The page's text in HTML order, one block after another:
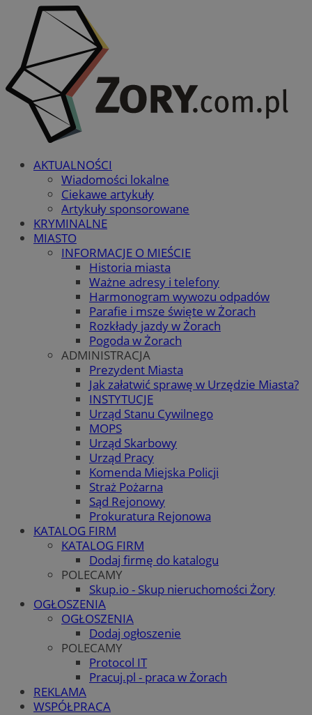
AKTUALNOŚCI
Wiadomości lokalne
Ciekawe artykuły
Artykuły sponsorowane
KRYMINALNE
MIASTO
INFORMACJE O MIEŚCIE
Historia miasta
Ważne adresy i telefony
Harmonogram wywozu odpadów
Parafie i msze święte w Żorach
Rozkłady jazdy w Żorach
Pogoda w Żorach
ADMINISTRACJA
Prezydent Miasta
Jak załatwić sprawę w Urzędzie Miasta?
INSTYTUCJE
Urząd Stanu Cywilnego
MOPS
Urząd Skarbowy
Urząd Pracy
Komenda Miejska Policji
Straż Pożarna
Sąd Rejonowy
Prokuratura Rejonowa
KATALOG FIRM
KATALOG FIRM
Dodaj firmę do katalogu
POLECAMY
Skup.io - Skup nieruchomości Żory
OGŁOSZENIA
OGŁOSZENIA
Dodaj ogłoszenie
POLECAMY
Protocol IT
Pracuj.pl - praca w Żorach
REKLAMA
WSPÓŁPRACA